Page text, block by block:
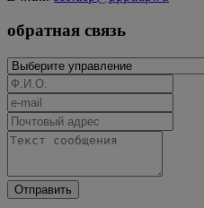
обратная связь
Отправить